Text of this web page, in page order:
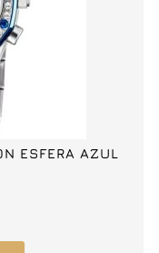
ESFERA AZUL